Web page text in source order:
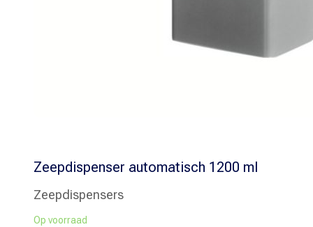
Zeepdispenser automatisch 1200 ml
Zeepdispensers
Op voorraad